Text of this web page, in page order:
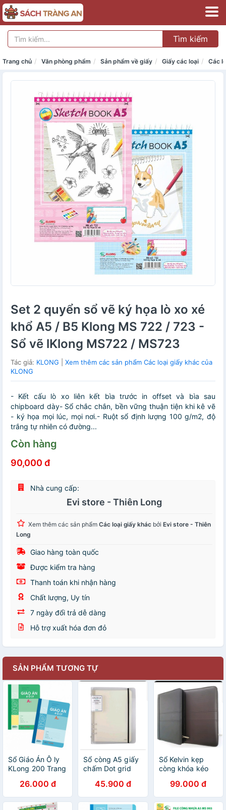
Tìm kiếm
Trang chủ Văn phòng phẩm Sản phẩm về giấy Giấy các loại Các
Set 2 quyển sổ vẽ ký họa lò xo xé
khổ A5 / B5 Klong MS 722 / 723 -
Sổ vẽ lKlong MS722 / MS723
Tác giả: KLONG
Xem thêm các sản phẩm Các loại giấy khác của
KLONG
- Kết cấu lò xo liên kết bìa trước in offset và bìa sau
chipboard dày- Sổ chắc chắn, bền vững thuận tiện khi kê vẽ
- ký họa mọi lúc, mọi nơi.- Ruột sổ định lượng 100 g/m2, độ
trắng tự nhiên có đường...
Còn hàng
90,000 đ
Nhà cung cấp:
Evi store - Thiên Long
Xem thêm các sản phẩm Các loại giấy khác bởi Evi store - Thiên
Long
Giao hàng toàn quốc
Được kiểm tra hàng
Thanh toán khi nhận hàng
Chất lượng, Uy tín
7 ngày đổi trả dễ dàng
Hỗ trợ xuất hóa đơn đỏ
SẢN PHẨM TƯƠNG TỰ
Sổ Giáo Án Ô ly
KLong 200 Trang
26.000 đ
Sổ còng A5 giấy
chấm Dot grid
nhựa, gồm File
còng + ruột sổ
MS 995
45.900 đ
Sổ Kelvin kẹp
còng khóa kéo
MS 354
99.000 đ